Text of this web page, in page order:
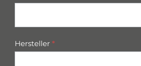
Hersteller *